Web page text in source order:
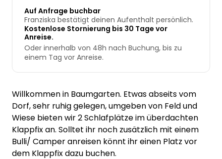
Auf Anfrage buchbar
Franziska bestätigt deinen Aufenthalt persönlich.
Kostenlose Stornierung bis 30 Tage vor
Anreise.
Oder innerhalb von 48h nach Buchung, bis zu
einem Tag vor Anreise.
Willkommen in Baumgarten. Etwas abseits vom
Dorf, sehr ruhig gelegen, umgeben von Feld und
Wiese bieten wir 2 Schlafplätze im überdachten
Klappfix an. Solltet ihr noch zusätzlich mit einem
Bulli/ Camper anreisen könnt ihr einen Platz vor
dem Klappfix dazu buchen.